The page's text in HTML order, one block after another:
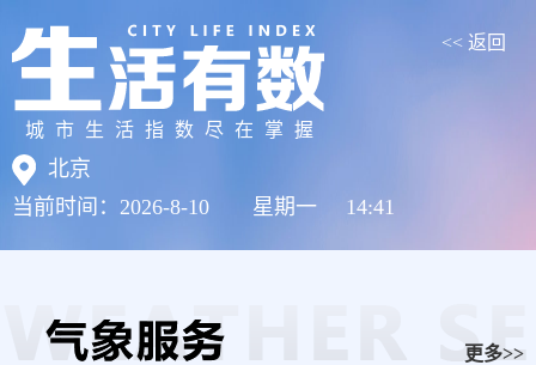
城市生活指数尽在掌握
北京
当前时间： 2026-8-10 星期一 14:41
<< 返回
更多>>